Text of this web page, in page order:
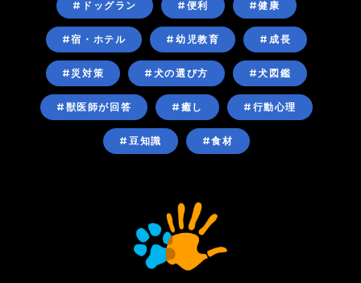
#ドッグラン #便利 #健康
#宿・ホテル #幼児教育 #成長
#災対策 #犬の選び方 #犬図鑑
#獣医師が回答 #癒し #行動心理
#豆知識 #食材